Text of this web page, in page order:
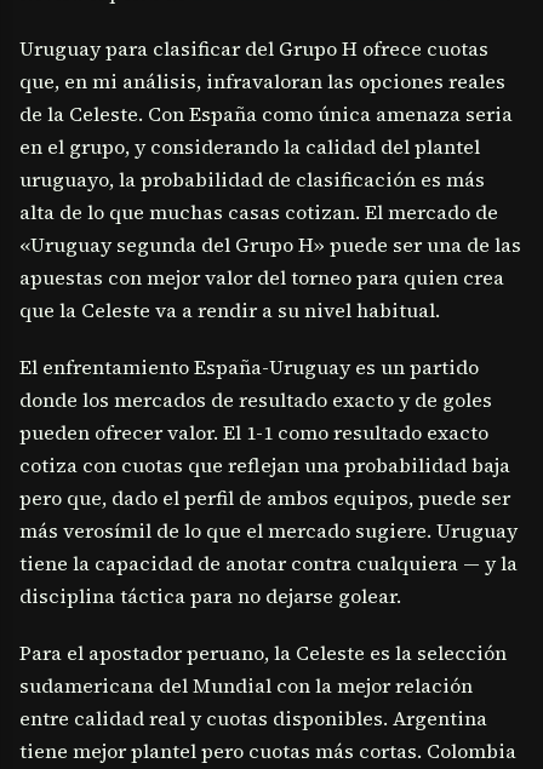
Uruguay para clasificar del Grupo H ofrece cuotas
que, en mi análisis, infravaloran las opciones reales
de la Celeste. Con España como única amenaza seria
en el grupo, y considerando la calidad del plantel
uruguayo, la probabilidad de clasificación es más
alta de lo que muchas casas cotizan. El mercado de
«Uruguay segunda del Grupo H» puede ser una de las
apuestas con mejor valor del torneo para quien crea
que la Celeste va a rendir a su nivel habitual.
El enfrentamiento España-Uruguay es un partido
donde los mercados de resultado exacto y de goles
pueden ofrecer valor. El 1-1 como resultado exacto
cotiza con cuotas que reflejan una probabilidad baja
pero que, dado el perfil de ambos equipos, puede ser
más verosímil de lo que el mercado sugiere. Uruguay
tiene la capacidad de anotar contra cualquiera — y la
disciplina táctica para no dejarse golear.
Para el apostador peruano, la Celeste es la selección
sudamericana del Mundial con la mejor relación
entre calidad real y cuotas disponibles. Argentina
tiene mejor plantel pero cuotas más cortas. Colombia